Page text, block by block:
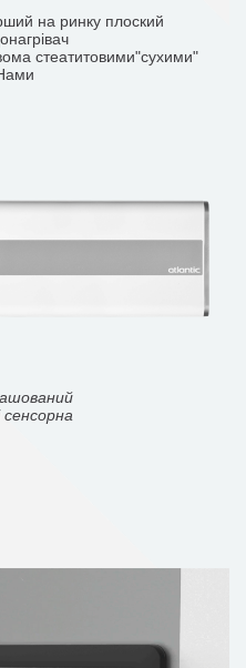
на ринку плоский
стеатитовими"сухими"